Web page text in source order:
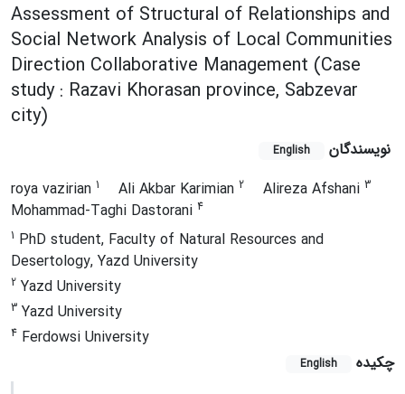
Assessment of Structural of Relationships and
Social Network Analysis of Local Communities
Direction Collaborative Management (Case
study : Razavi Khorasan province, Sabzevar
city)
نویسندگان English
roya vazirian 1 Ali Akbar Karimian 2 Alireza Afshani 3
Mohammad-Taghi Dastorani 4
1 PhD student, Faculty of Natural Resources and
Desertology, Yazd University
2 Yazd University
3 Yazd University
4 Ferdowsi University
چکیده
English